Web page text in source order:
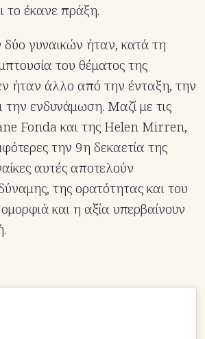
το έκανε πράξη.
γυναικών ήταν, κατά τη
του θέματος της
ήταν άλλο από την ένταξη, την
την ενδυνάμωση. Μαζί με τις
Fonda και της Helen Mirren,
την 9η δεκαετία της
αυτές αποτελούν
της ορατότητας και του
και η αξία υπερβαίνουν